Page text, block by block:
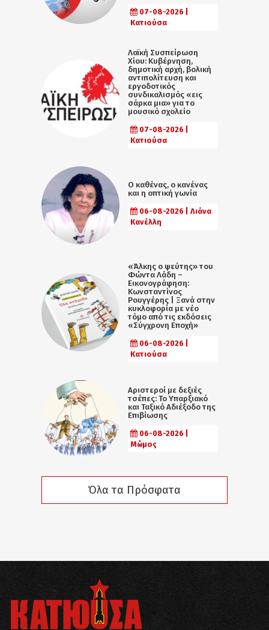
07-08-2026 |
Κατιούσα
Λαϊκή Συσπείρωση
Χίου: Κυβέρνηση,
δημοτική αρχή, βολική
αντιπολίτευση και
εργοδοτικός
συνδικαλισμός «εις
σάρκα μια» για το
μουσικό σχολείο
07-08-2026 |
Κατιούσα
Ο καθένας, ο κανένας
και η οπτική γωνία
06-08-2026 | Λιάνα
Κανέλλη
«Άλκης ο ψεύτης» του
Φώντα Λάδη –
Εικονογράφηση:
Κωνσταντίνος
Ρουγγέρης | Ξανά στην
κυκλοφορία με νέο
τόμο από τις εκδόσεις
«Σύγχρονη Εποχή»
06-08-2026 |
Κατιούσα
Αριστεροί με δεξιές
τσέπες: Το Υπαρξιακό
και Ταξικό Αδιέξοδο της
Επιβίωσης
06-08-2026 |
Μώμος
Όλα τα Πρόσφατα